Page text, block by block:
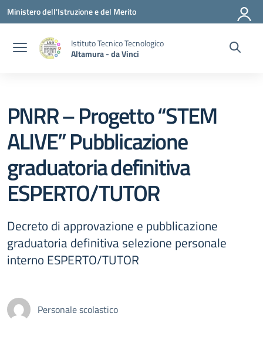
Vai ai contenuti
Vai al menu di navigazione
Vai al footer
Ministero dell'Istruzione e del Merito
Istituto Tecnico Tecnologico
Altamura - da Vinci
PNRR – Progetto “STEM
ALIVE” Pubblicazione
graduatoria definitiva
ESPERTO/TUTOR
Decreto di approvazione e pubblicazione
graduatoria definitiva selezione personale
interno ESPERTO/TUTOR
Personale scolastico